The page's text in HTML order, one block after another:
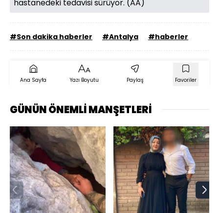
hastanedeki tedavisi sürüyor. (AA)
#Son dakika haberler #Antalya #haberler
Ana Sayfa Yazı Boyutu Paylaş Favoriler
GÜNÜN ÖNEMLİ MANŞETLERİ